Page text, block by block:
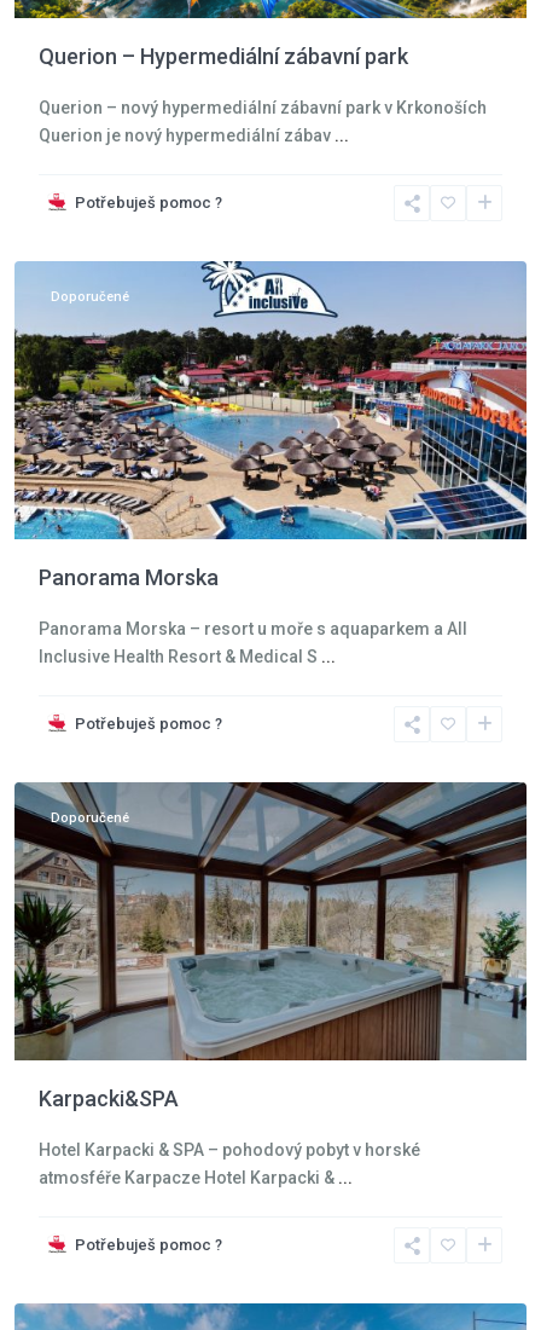
Querion – Hypermediální zábavní park
Querion – nový hypermediální zábavní park v Krkonoších
Querion je nový hypermediální zábav ...
Potřebuješ pomoc ?
Moře,
Doporučené
Panorama Morska
Panorama Morska – resort u moře s aquaparkem a All
Inclusive Health Resort & Medical S ...
Potřebuješ pomoc ?
Krkonoše,
Doporučené
Karpacki&SPA
Hotel Karpacki & SPA – pohodový pobyt v horské
atmosféře Karpacze Hotel Karpacki & ...
Potřebuješ pomoc ?
Jizerské